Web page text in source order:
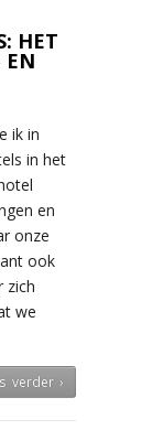
HET
EN
ik in
in het
en
onze
ook
zich
we
verder ›